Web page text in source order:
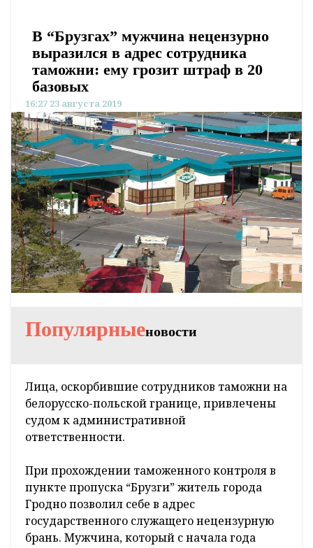
В “Брузгах” мужчина нецензурно
выразился в адрес сотрудника
таможни: ему грозит штраф в 20
базовых
16:27 23 августа 2019
Популярныеновости
Лица, оскорбившие сотрудников таможни на
белорусско-польской границе, привлечены
судом к административной
ответственности.
При прохождении таможенного контроля в
пункте пропуска “Брузги” житель города
Гродно позволил себе в адрес
государственного служащего нецензурную
брань. Мужчина, который с начала года